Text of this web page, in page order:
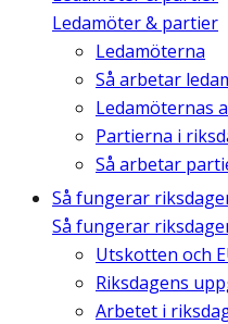
Ledamöter & partier
Ledamöterna
Så arbetar
Ledamöternas
Partierna i
Så arbetar
Så fungerar
Så fungerar
Utskotten och
Riksdagens
Arbetet i